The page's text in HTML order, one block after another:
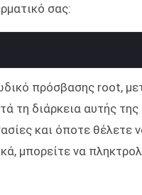
σας:
πρόσβασης root,
τη διάρκεια αυτής
και όποτε
μπορείτε να